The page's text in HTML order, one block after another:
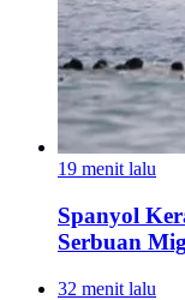
19 menit lalu
Spanyol
Serbuan
32 menit lalu